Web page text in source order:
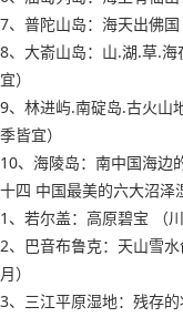
7、普陀山岛：海天出佛
8、大嵛山岛：山.湖.草.
宜）
9、林进屿.南碇岛.古火山
季皆宜）
10、海陵岛：南中国海边
十四 中国最美的六大沼泽
1、若尔盖：高原碧宝 （
2、巴音布鲁克：天山雪
月）
3、三江平原湿地：残存的